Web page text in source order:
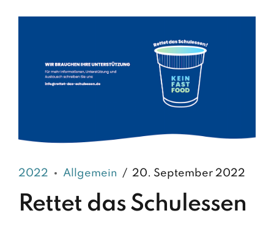
2022 Allgemein 20. September 2022
Rettet das Schulessen